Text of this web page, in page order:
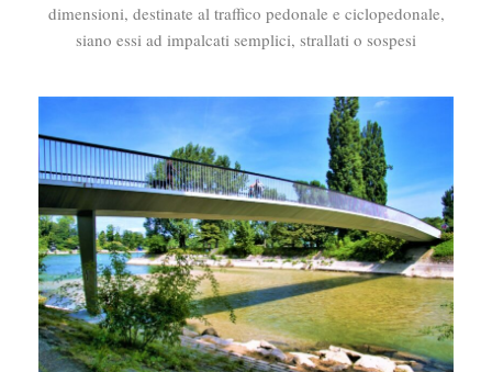
dimensioni, destinate al traffico pedonale e ciclopedonale,
siano essi ad impalcati semplici, strallati o sospesi